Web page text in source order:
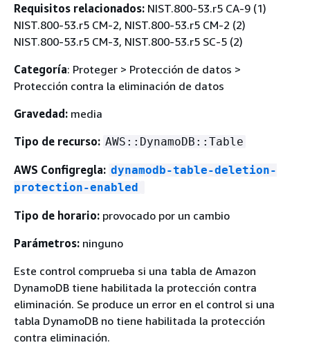
Requisitos relacionados: NIST.800-53.r5 CA-9 (1)
NIST.800-53.r5 CM-2, NIST.800-53.r5 CM-2 (2)
NIST.800-53.r5 CM-3, NIST.800-53.r5 SC-5 (2)
Categoría: Proteger > Protección de datos >
Protección contra la eliminación de datos
Gravedad: media
Tipo de recurso: AWS::DynamoDB::Table
AWS Configregla: dynamodb-table-deletion-
protection-enabled
Tipo de horario: provocado por un cambio
Parámetros: ninguno
Este control comprueba si una tabla de Amazon
DynamoDB tiene habilitada la protección contra
eliminación. Se produce un error en el control si una
tabla DynamoDB no tiene habilitada la protección
contra eliminación.